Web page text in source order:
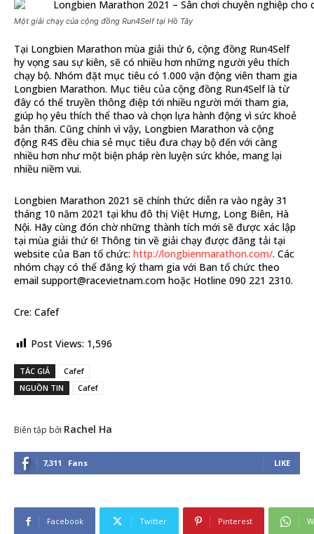
Một giải chạy của cộng đồng Run4Self tại Hồ Tây
Tại Longbien Marathon mùa giải thứ 6, cộng đồng Run4Self
hy vọng sau sự kiên, sẽ có nhiều hơn những người yêu thích
chạy bộ. Nhóm đặt mục tiêu có 1.000 vận động viên tham gia
Longbien Marathon. Mục tiêu của cộng đồng Run4Self là từ
đây có thể truyền thông điệp tới nhiều người mới tham gia,
giúp họ yêu thích thể thao và chọn lựa hành động vì sức khoẻ
bản thân. Cũng chính vì vậy, Longbien Marathon và cộng
động R4S đều chia sẻ mục tiêu đưa chạy bộ đến với càng
nhiều hơn như một biện pháp rèn luyện sức khỏe, mang lại
nhiều niềm vui.
Longbien Marathon 2021 sẽ chính thức diễn ra vào ngày 31
tháng 10 năm 2021 tại khu đô thị Việt Hưng, Long Biên, Hà
Nội. Hãy cùng đón chờ những thành tích mới sẽ được xác lập
tại mùa giải thứ 6! Thông tin về giải chạy được đăng tải tại
website của Ban tổ chức: http://longbienmarathon.com/. Các
nhóm chạy có thể đăng ký tham gia với Ban tổ chức theo
email support@racevietnam.com hoặc Hotline 090 221 2310.
Cre: Cafef
Post Views: 1,596
TÁC GIẢ
Cafef
NGUỒN TIN
Cafef
Biên tập bởi Rachel Ha
7,311 Fans LIKE
Facebook Twitter Pinterest